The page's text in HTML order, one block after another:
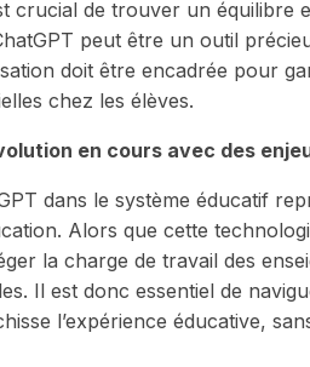
crucial de trouver un équilibre
peut être un outil
doit être encadrée pour
chez les élèves.
en cours avec des
dans le système éducatif
Alors que cette
la charge de travail des
Il est donc essentiel de
l’expérience éducative,